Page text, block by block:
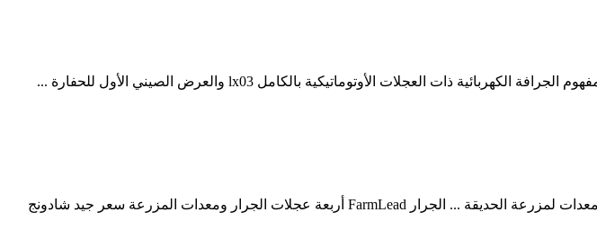
معدات البناء المعدات ... الرباعي الدفع الرباعي الدفع الرباعي 4WD 70HP Small Big آلات زراعية مزرعة معدات لمزرعة الحديقة ... الجرار FarmLead أربعة عجلات الجرار ومعدات المزرعة سعر جيد شادونج